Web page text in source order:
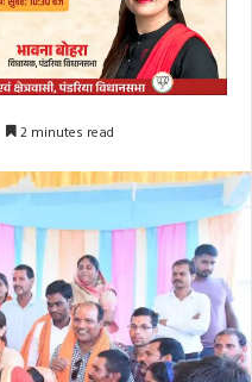
2 minutes read